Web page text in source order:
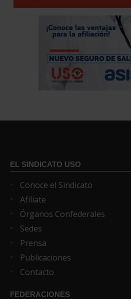
EL SINDICATO USO
Conoce el Sindicato
Afíliate
Órganos Confederales
Sedes
Prensa
Publicaciones
Contacto
FEDERACIONES